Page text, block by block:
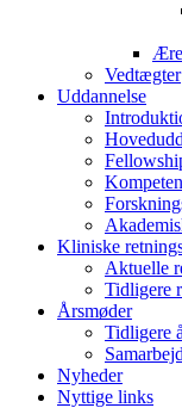
Vedtægter
Uddannelse
Kliniske
Aktuelle
Tidligere
Årsmøder
Tidligere
Nyheder
Nyttige links